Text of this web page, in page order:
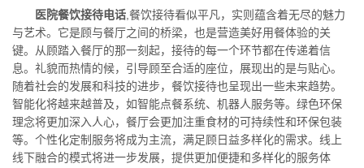
医院餐饮接待电话 ,餐饮接待看似平凡，实则蕴含着无尽的魅力
与艺术。它是顾与餐厅之间的桥梁，也是营造美好用餐体验的关
键。从顾踏入餐厅的那一刻起，接待的每一个环节都在传递着信
息。礼貌而热情的候，引导顾至合适的座位，展现出的是与贴心。
随着社会的发展和科技的进步，餐饮接待也呈现出一些未来趋势。
智能化将越来越普及，如智能点餐系统、机器人服务等。绿色环保
理念将更加深入人心，餐厅会更加注重食材的可持续性和环保包装
等。个性化定制服务将成为主流，满足顾日益多样化的需求。线上
线下融合的模式将进一步发展，提供更加便捷和多样化的服务体